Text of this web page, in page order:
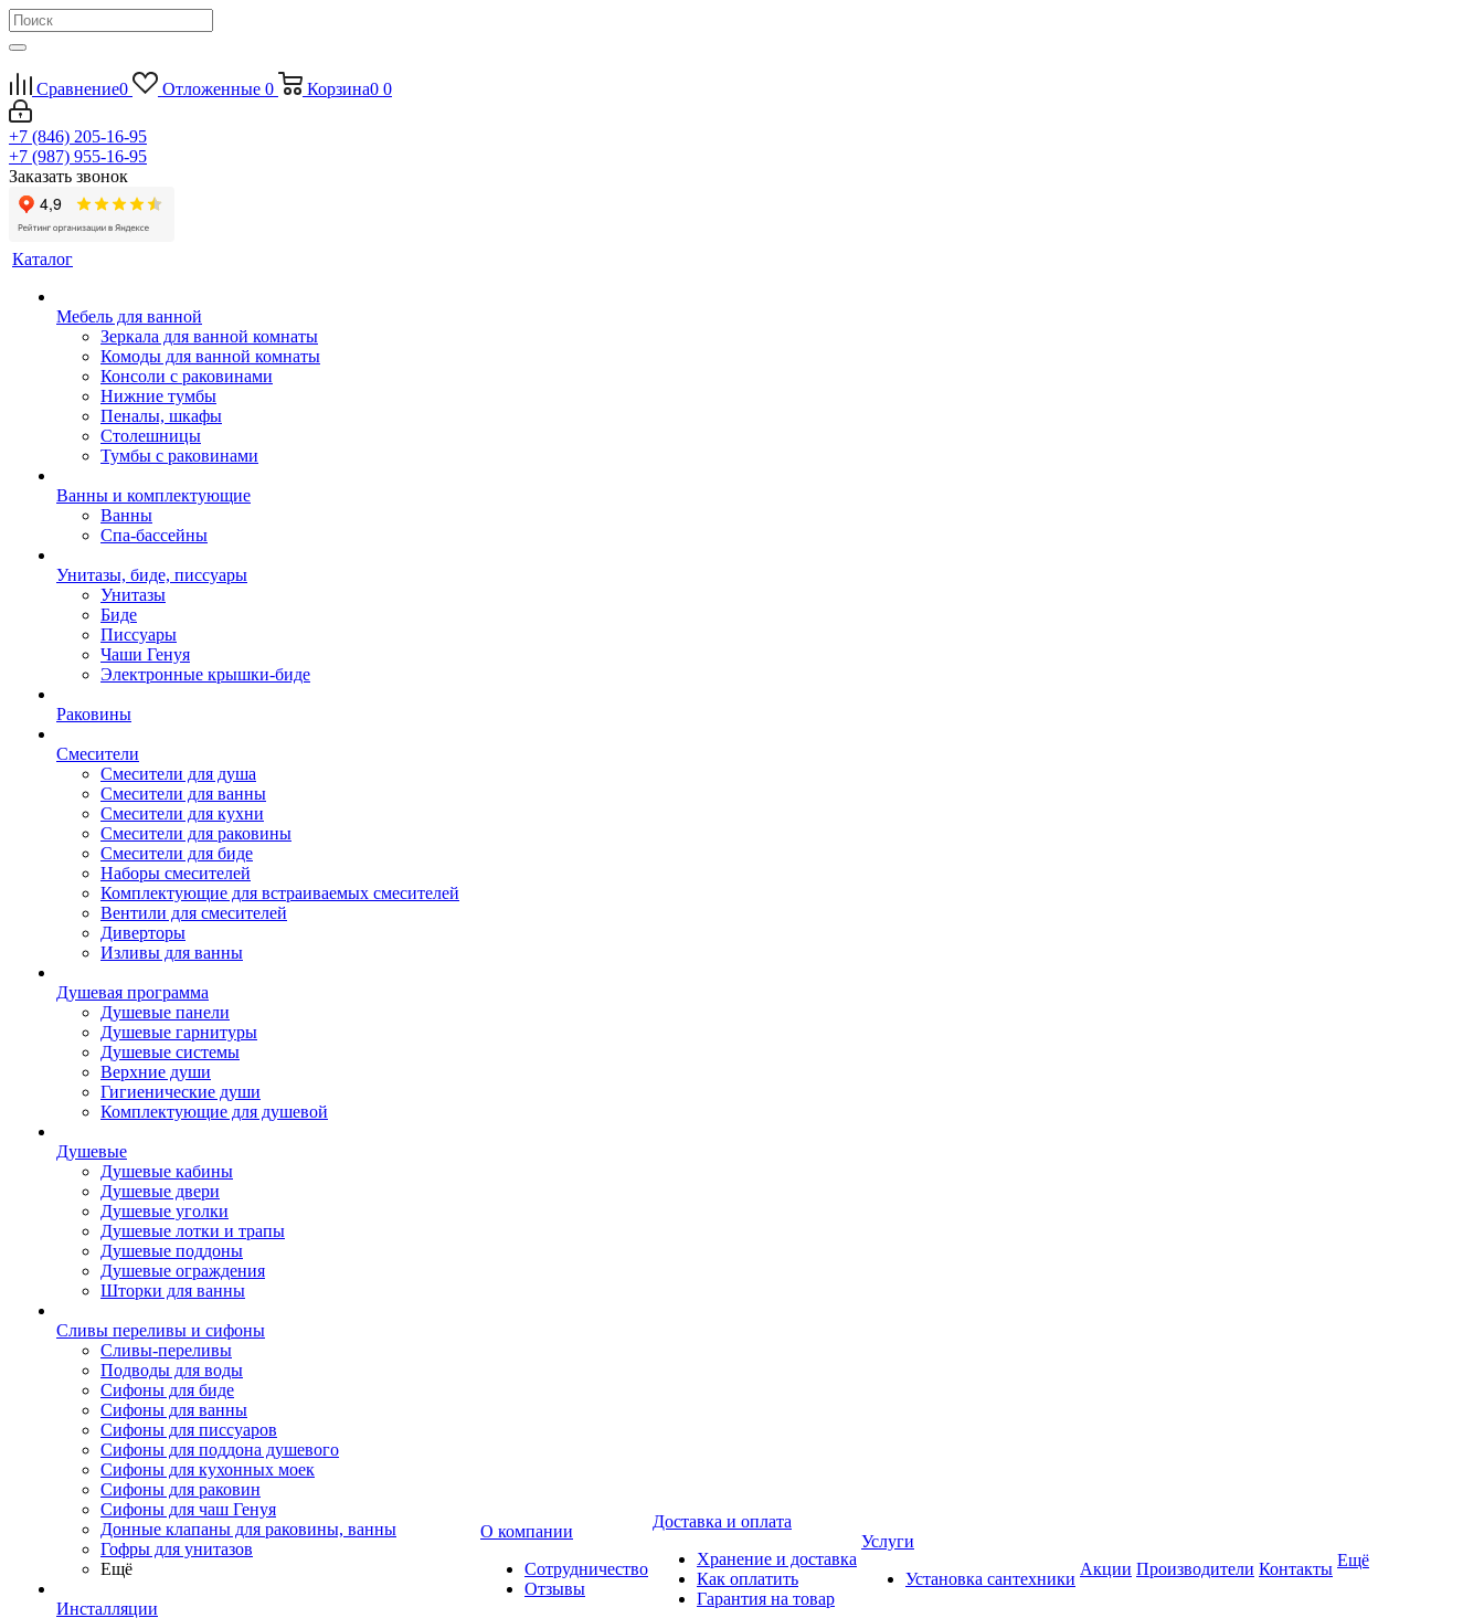
Сравнение0 Отложенные 0 Корзина0 0
+7 (846) 205-16-95
+7 (987) 955-16-95
Заказать звонок
Каталог
Мебель для ванной
Зеркала для ванной комнаты
Комоды для ванной комнаты
Консоли с раковинами
Нижние тумбы
Пеналы, шкафы
Столешницы
Тумбы с раковинами
Ванны и комплектующие
Ванны
Спа-бассейны
Унитазы, биде, писсуары
Унитазы
Биде
Писсуары
Чаши Генуя
Электронные крышки-биде
Раковины
Смесители
Смесители для душа
Смесители для ванны
Смесители для кухни
Смесители для раковины
Смесители для биде
Наборы смесителей
Комплектующие для встраиваемых смесителей
Вентили для смесителей
Диверторы
Изливы для ванны
Душевая программа
Душевые панели
Душевые гарнитуры
Душевые системы
Верхние души
Гигиенические души
Комплектующие для душевой
Душевые
Душевые кабины
Душевые двери
Душевые уголки
Душевые лотки и трапы
Душевые поддоны
Душевые ограждения
Шторки для ванны
Сливы переливы и сифоны
Сливы-переливы
Подводы для воды
Сифоны для биде
Сифоны для ванны
Сифоны для писсуаров
Сифоны для поддона душевого
Сифоны для кухонных моек
Сифоны для раковин
Сифоны для чаш Генуя
Донные клапаны для раковины, ванны
Гофры для унитазов
Ещё
Инсталляции
О компании
Сотрудничество
Отзывы
Доставка и оплата
Хранение и доставка
Как оплатить
Гарантия на товар
Услуги
Установка сантехники
Акции Производители Контакты Ещё